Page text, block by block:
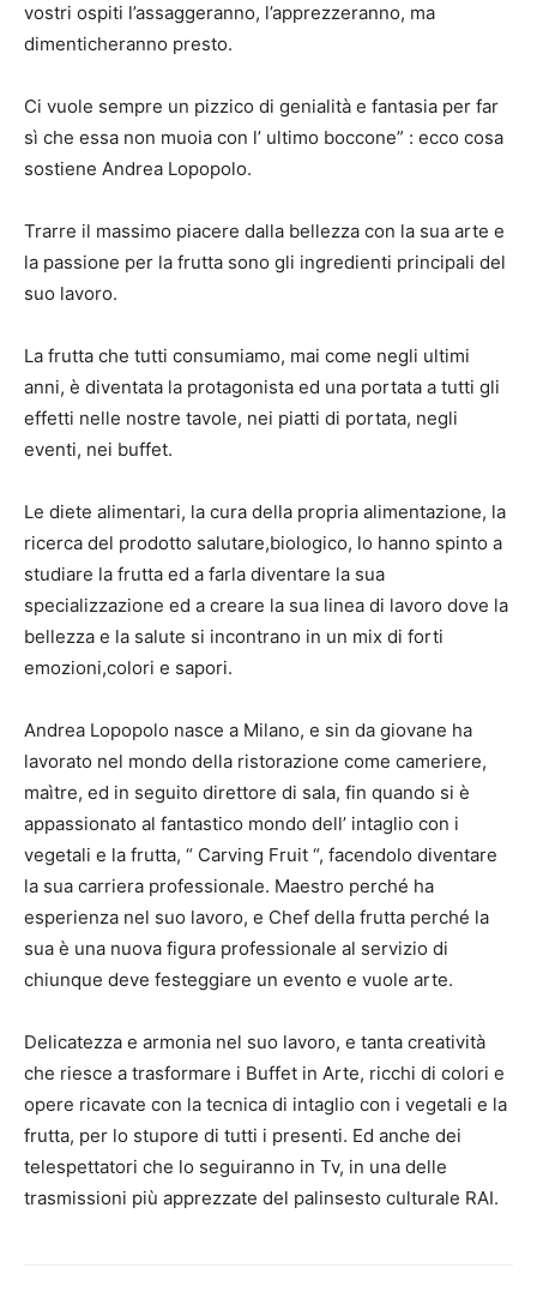
vostri ospiti l’assaggeranno, l’apprezzeranno, ma
dimenticheranno presto.
Ci vuole sempre un pizzico di genialità e fantasia per far
sì che essa non muoia con l’ ultimo boccone” : ecco cosa
sostiene Andrea Lopopolo.
Trarre il massimo piacere dalla bellezza con la sua arte e
la passione per la frutta sono gli ingredienti principali del
suo lavoro.
La frutta che tutti consumiamo, mai come negli ultimi
anni, è diventata la protagonista ed una portata a tutti gli
effetti nelle nostre tavole, nei piatti di portata, negli
eventi, nei buffet.
Le diete alimentari, la cura della propria alimentazione, la
ricerca del prodotto salutare,biologico, lo hanno spinto a
studiare la frutta ed a farla diventare la sua
specializzazione ed a creare la sua linea di lavoro dove la
bellezza e la salute si incontrano in un mix di forti
emozioni,colori e sapori.
Andrea Lopopolo nasce a Milano, e sin da giovane ha
lavorato nel mondo della ristorazione come cameriere,
maìtre, ed in seguito direttore di sala, fin quando si è
appassionato al fantastico mondo dell’ intaglio con i
vegetali e la frutta, “ Carving Fruit “, facendolo diventare
la sua carriera professionale. Maestro perché ha
esperienza nel suo lavoro, e Chef della frutta perché la
sua è una nuova figura professionale al servizio di
chiunque deve festeggiare un evento e vuole arte.
Delicatezza e armonia nel suo lavoro, e tanta creatività
che riesce a trasformare i Buffet in Arte, ricchi di colori e
opere ricavate con la tecnica di intaglio con i vegetali e la
frutta, per lo stupore di tutti i presenti. Ed anche dei
telespettatori che lo seguiranno in Tv, in una delle
trasmissioni più apprezzate del palinsesto culturale RAI.